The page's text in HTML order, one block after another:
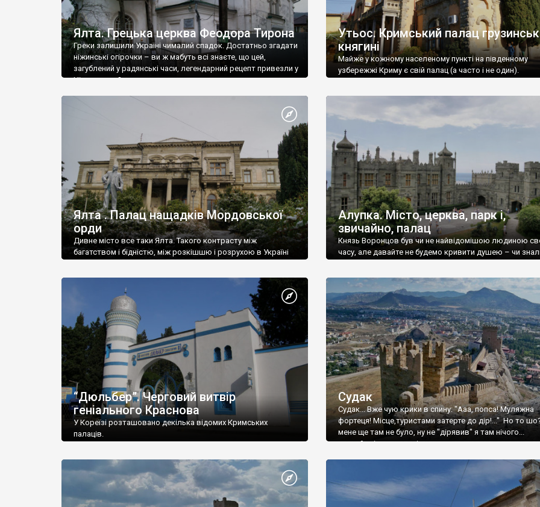
Ялта. Грецька церква Феодора Тирона
Греки залишили Україні чималий спадок. Достатньо згадати
ніжинські огірочки – ви ж мабуть всі знаєте, що цей,
загублений у радянські часи, легендарний рецепт привезли у
Ніжин греки?
Утьос. Кримський палац
княгині
Майже у кожному населеному пункті на південному
узбережжі Криму є свій палац (а часто і не один).
Ялта . Палац нащадків Мордовської
орди
Дивне місто все таки Ялта. Такого контрасту між
багатством і бідністю, між розкішшю і розрухою в Україні
Алупка. Місто, церква, парк і,
звичайно, палац
Князь Воронцов був чи не найвідомішою людиною
часу, але давайте не будемо кривити душею – чи
“Дюльбер”. Черговий витвір
геніального Краснова
У Кореїзі розташовано декілька відомих Кримських
палаців.
Судак
Судак... Вже чую крики в спину: "Ааа, попса! Муляжна
фортеця! Місце,туристами затерте до дір!..." Но то
мене ще там не було, ну не "дірявив" я там нічого...
принаймні до цього літа.